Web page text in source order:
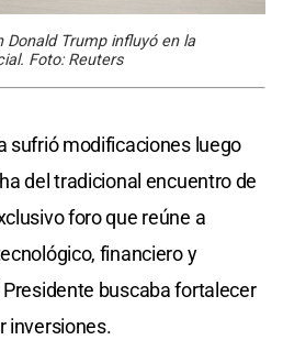
Trump influyó en la
Foto: Reuters
sufrió modificaciones luego
del tradicional encuentro de
foro que reúne a
financiero y
buscaba fortalecer
inversiones.